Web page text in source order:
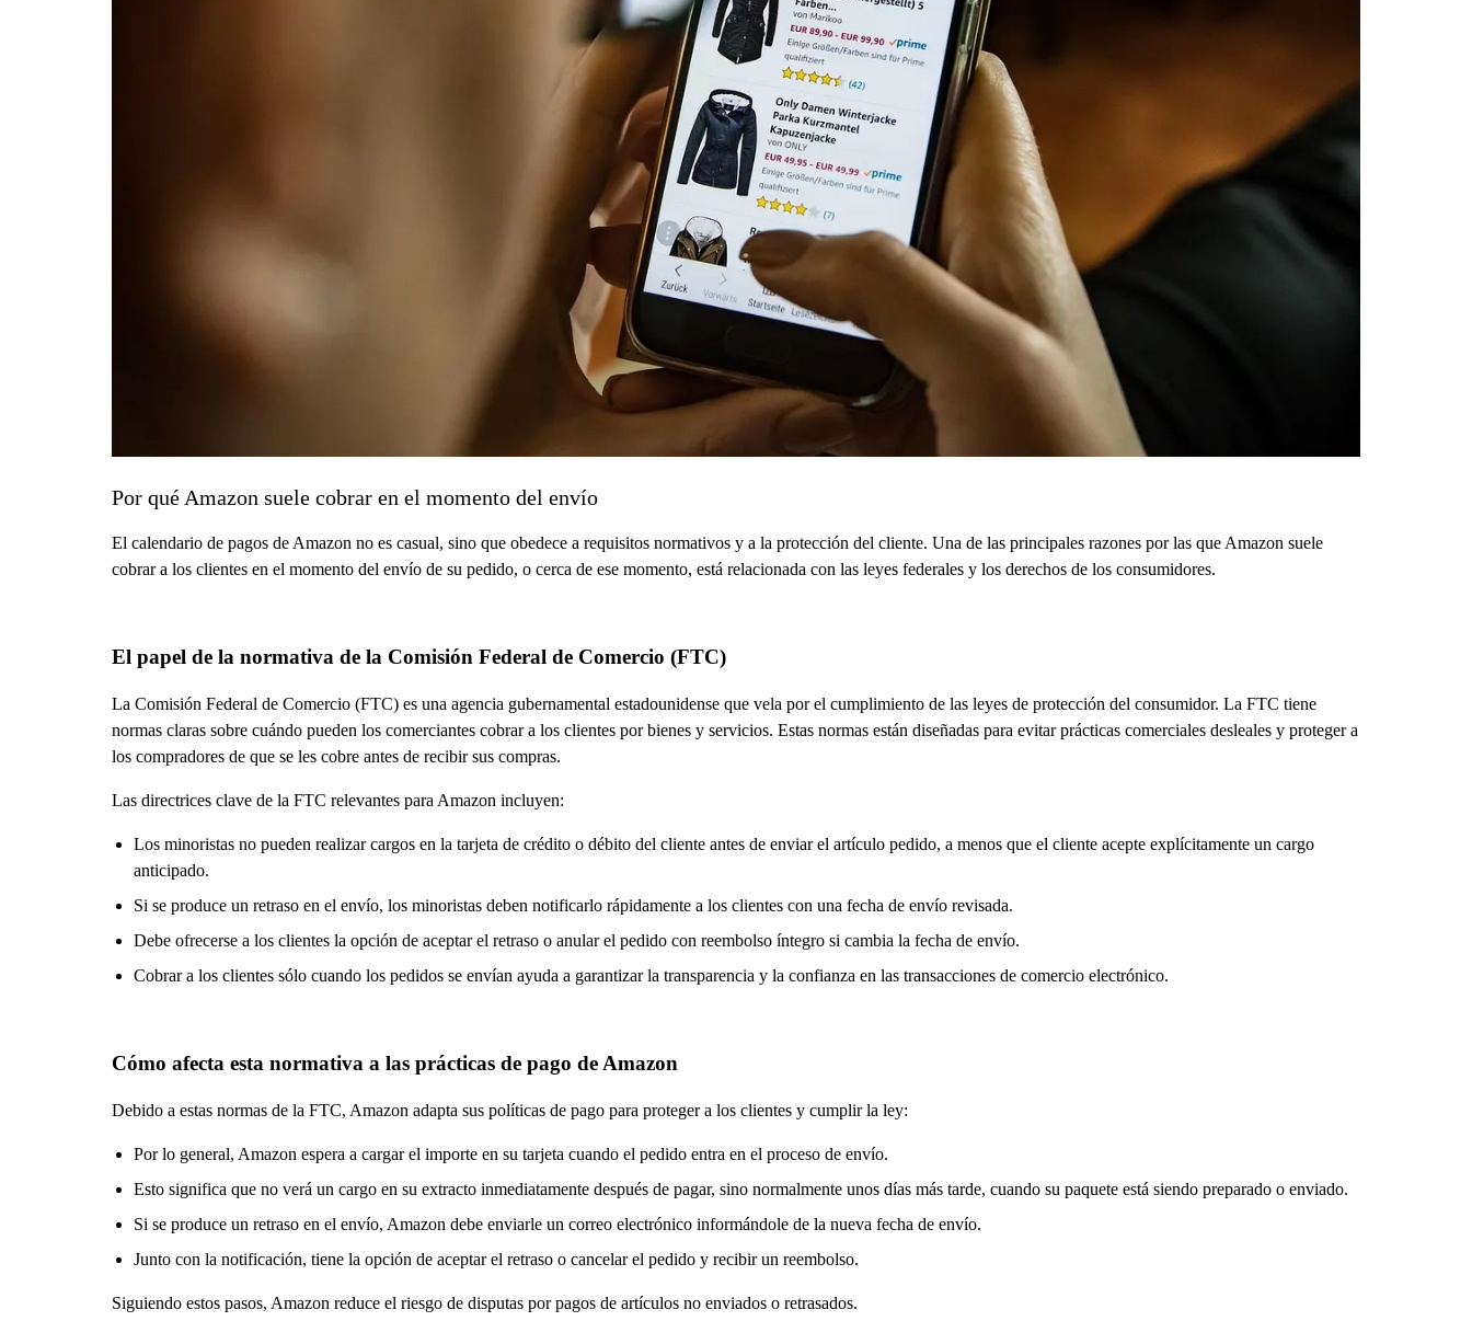
Por qué Amazon suele cobrar en el momento del envío
El calendario de pagos de Amazon no es casual, sino que obedece a requisitos normativos y a la protección del cliente. Una de las principales razones por las que Amazon suele
cobrar a los clientes en el momento del envío de su pedido, o cerca de ese momento, está relacionada con las leyes federales y los derechos de los consumidores.
El papel de la normativa de la Comisión Federal de Comercio (FTC)
La Comisión Federal de Comercio (FTC) es una agencia gubernamental estadounidense que vela por el cumplimiento de las leyes de protección del consumidor. La FTC tiene
normas claras sobre cuándo pueden los comerciantes cobrar a los clientes por bienes y servicios. Estas normas están diseñadas para evitar prácticas comerciales desleales y proteger a
los compradores de que se les cobre antes de recibir sus compras.
Las directrices clave de la FTC relevantes para Amazon incluyen:
Los minoristas no pueden realizar cargos en la tarjeta de crédito o débito del cliente antes de enviar el artículo pedido, a menos que el cliente acepte explícitamente un cargo
anticipado.
Si se produce un retraso en el envío, los minoristas deben notificarlo rápidamente a los clientes con una fecha de envío revisada.
Debe ofrecerse a los clientes la opción de aceptar el retraso o anular el pedido con reembolso íntegro si cambia la fecha de envío.
Cobrar a los clientes sólo cuando los pedidos se envían ayuda a garantizar la transparencia y la confianza en las transacciones de comercio electrónico.
Cómo afecta esta normativa a las prácticas de pago de Amazon
Debido a estas normas de la FTC, Amazon adapta sus políticas de pago para proteger a los clientes y cumplir la ley:
Por lo general, Amazon espera a cargar el importe en su tarjeta cuando el pedido entra en el proceso de envío.
Esto significa que no verá un cargo en su extracto inmediatamente después de pagar, sino normalmente unos días más tarde, cuando su paquete está siendo preparado o enviado.
Si se produce un retraso en el envío, Amazon debe enviarle un correo electrónico informándole de la nueva fecha de envío.
Junto con la notificación, tiene la opción de aceptar el retraso o cancelar el pedido y recibir un reembolso.
Siguiendo estos pasos, Amazon reduce el riesgo de disputas por pagos de artículos no enviados o retrasados.